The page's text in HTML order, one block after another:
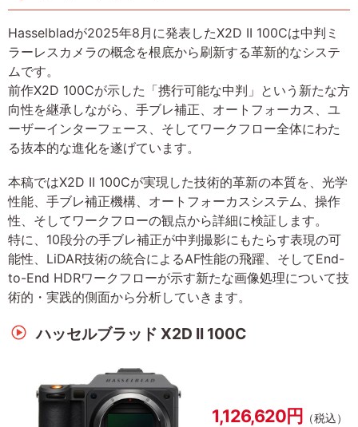
Hasselbladが2025年8月に発表したX2D II 100Cは中判ミ
ラーレスカメラの概念を根底から刷新する革新的なシステ
ムです。
前作X2D 100Cが示した「携行可能な中判」という新たな方
向性を継承しながら、手ブレ補正、オートフォーカス、ユ
ーザーインターフェース、そしてワークフロー全体にわた
る抜本的な進化を遂げています。
本稿ではX2D II 100Cが実現した技術的革新の本質を、光学
性能、手ブレ補正機構、オートフォーカスシステム、操作
性、そしてワークフローの観点から詳細に検証します。
特に、10段分の手ブレ補正が中判撮影にもたらす表現の可
能性、LiDAR技術の統合によるAF性能の飛躍、そしてEnd-
to-End HDRワークフローが示す新たな画像処理について技
術的・実践的側面から分析していきます。
ハッセルブラッド X2D II 100C
1,126,620円 （税込）